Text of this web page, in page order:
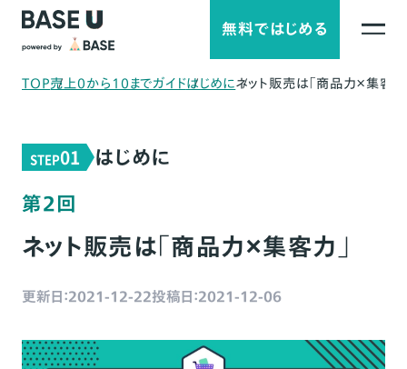
無料ではじめる
TOP売上0から10までガイドはじめにネット販売は「商品力×集客力
STEP01
はじめに
第2回
ネット販売は「商品力×集客力」
更新日：2021-12-22投稿日：2021-12-06